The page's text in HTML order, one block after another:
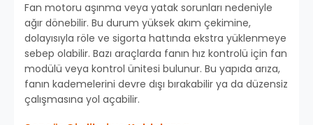
Fan motoru aşınma veya yatak sorunları nedeniyle
ağır dönebilir. Bu durum yüksek akım çekimine,
dolayısıyla röle ve sigorta hattında ekstra yüklenmeye
sebep olabilir. Bazı araçlarda fanın hız kontrolü için fan
modülü veya kontrol ünitesi bulunur. Bu yapıda arıza,
fanın kademelerini devre dışı bırakabilir ya da düzensiz
çalışmasına yol açabilir.